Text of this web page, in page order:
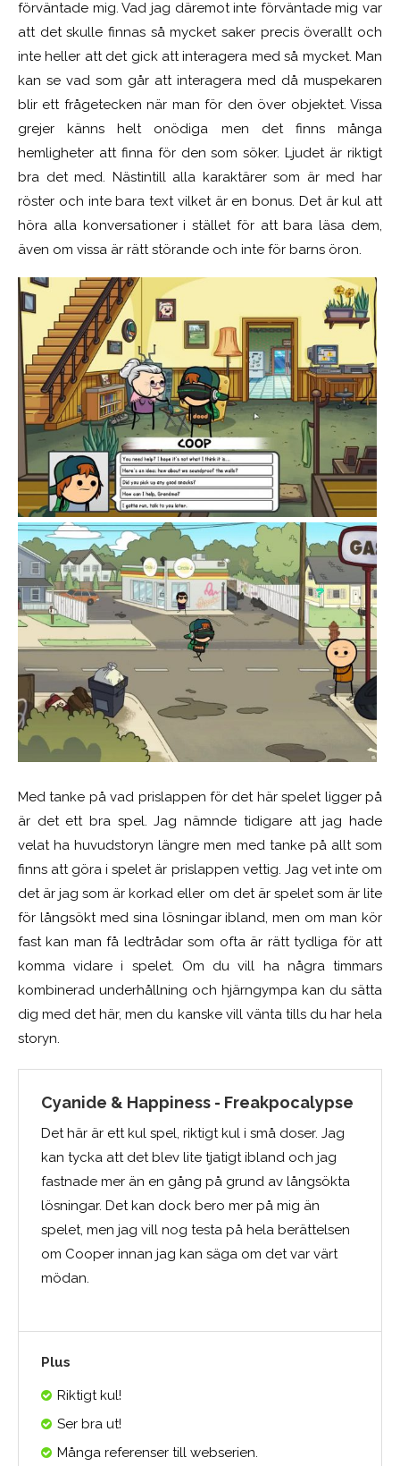
förväntade mig. Vad jag däremot inte förväntade mig var
att det skulle finnas så mycket saker precis överallt och
inte heller att det gick att interagera med så mycket. Man
kan se vad som går att interagera med då muspekaren
blir ett frågetecken när man för den över objektet. Vissa
grejer känns helt onödiga men det finns många
hemligheter att finna för den som söker. Ljudet är riktigt
bra det med. Nästintill alla karaktärer som är med har
röster och inte bara text vilket är en bonus. Det är kul att
höra alla konversationer i stället för att bara läsa dem,
även om vissa är rätt störande och inte för barns öron.
Med tanke på vad prislappen för det här spelet ligger på
är det ett bra spel. Jag nämnde tidigare att jag hade
velat ha huvudstoryn längre men med tanke på allt som
finns att göra i spelet är prislappen vettig. Jag vet inte om
det är jag som är korkad eller om det är spelet som är lite
för långsökt med sina lösningar ibland, men om man kör
fast kan man få ledtrådar som ofta är rätt tydliga för att
komma vidare i spelet. Om du vill ha några timmars
kombinerad underhållning och hjärngympa kan du sätta
dig med det här, men du kanske vill vänta tills du har hela
storyn.
Cyanide & Happiness - Freakpocalypse
Det här är ett kul spel, riktigt kul i små doser. Jag
kan tycka att det blev lite tjatigt ibland och jag
fastnade mer än en gång på grund av långsökta
lösningar. Det kan dock bero mer på mig än
spelet, men jag vill nog testa på hela berättelsen
om Cooper innan jag kan säga om det var värt
mödan.
Plus
Riktigt kul!
Ser bra ut!
Många referenser till webserien.